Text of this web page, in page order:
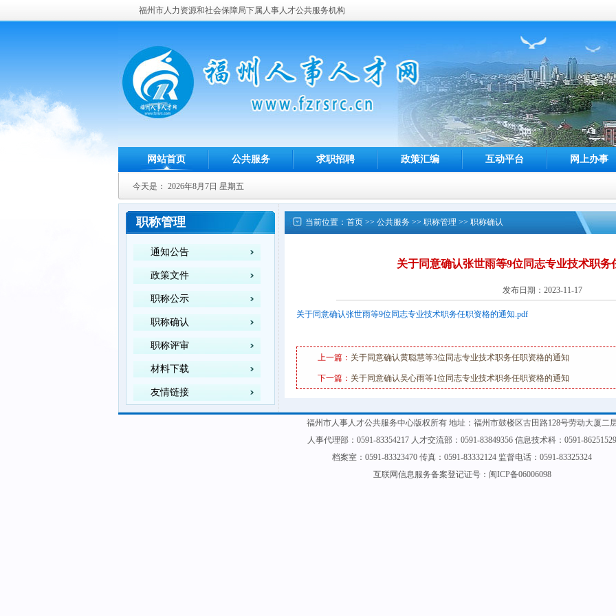
福州市人力资源和社会保障局下属人事人才公共服务机构
网站首页 公共服务 求职招聘 政策汇编 互动平台 网上办事
今天是： 2026年8月7日 星期五
职称管理
通知公告
政策文件
职称公示
职称确认
职称评审
材料下载
友情链接
当前位置： 首页>> 公共服务>> 职称管理 >> 职称确认
关于同意确认张世雨等9位同志专业技术职务
发布日期：2023-11-17
关于同意确认张世雨等9位同志专业技术职务任职资格的通知.pdf
上一篇： 关于同意确认黄聪慧等3位同志专业技术职务任职资格的通知
下一篇： 关于同意确认吴心雨等1位同志专业技术职务任职资格的通知
福州市人事人才公共服务中心版权所有 地址：福州市鼓楼区古田路128号劳动大厦二
人事代理部：0591-83354217 人才交流部：0591-83849356 信息技术科：0591-86251529
档案室：0591-83323470 传真：0591-83332124 监督电话：0591-83325324
互联网信息服务备案登记证号：闽ICP备06006098